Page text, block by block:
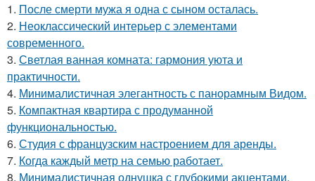
1. После смерти мужа я одна с сыном осталась.
2. Неоклассический интерьер с элементами
современного.
3. Светлая ванная комната: гармония уюта и
практичности.
4. Минималистичная элегантность с панорамным Видом.
5. Компактная квартира с продуманной
функциональностью.
6. Студия с французским настроением для аренды.
7. Когда каждый метр на семью работает.
8. Минималистичная однушка с глубокими акцентами.